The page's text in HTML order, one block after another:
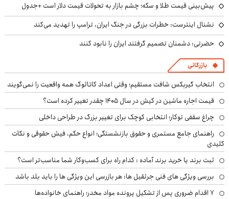
پیش‌بینی قیمت طلا و سکه؛ چشم بازار به تحولات قیمت دلار است +جدول
نشنال اینترست: خطرات بزرگی در جنگ ایران، ترامپ را تهدید می‌کند
حضرتی: دشمنان تصمیم گرفتند ایران را نابود کنند
بازرگانی
انتخاب گیربکس شافت مستقیم؛ وقتی اعداد کاتالوگ همه واقعیت را نمی‌گویند
قیمت اجاره ماشین در کیش در سال ۱۴۰۵ چقدر تغییر کرده است؟
چراغ سقفی توکار؛ انتخابی کوچک برای تغییر بزرگ در طراحی داخلی
راهنمای جامع مستمری و حقوق بازنشستگی؛ انواع حکم، فیش حقوقی و نکات
کلیدی
ثبت برند یا خرید برند آماده : کدام راه برای کسب‌وکار شما مناسب‌تر است؟
بررسی ویژگی های فنی جرثقیل ها: هر بازرسی این ویژگی ها را باید بلد باشد
۷ اقدام ضروری پس از تشکیل پرونده مواد مخدر؛ راهنمای خانواده‌ها